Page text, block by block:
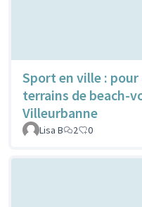
Sport en ville : pour
terrains de beach-
Villeurbanne
Lisa B 2 0